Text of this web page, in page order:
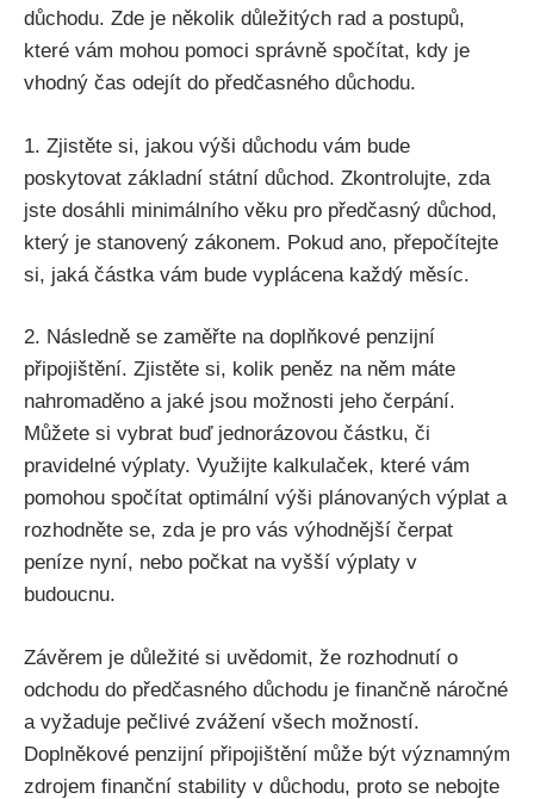
důchodu. Zde je několik důležitých rad a postupů,
které vám mohou pomoci správně spočítat, kdy je
vhodný čas odejít do předčasného důchodu.
1. Zjistěte si, jakou výši důchodu vám bude
poskytovat základní státní důchod. Zkontrolujte, zda
jste dosáhli minimálního věku pro předčasný důchod,
který je stanovený zákonem. Pokud ano, přepočítejte
si, jaká částka vám bude vyplácena každý měsíc.
2. Následně se zaměřte na doplňkové penzijní
připojištění. Zjistěte si, kolik peněz na něm máte
nahromaděno a jaké jsou možnosti jeho čerpání.
Můžete si vybrat buď jednorázovou částku, či
pravidelné výplaty. Využijte kalkulaček, které vám
pomohou spočítat optimální výši plánovaných výplat a
rozhodněte se, zda je pro vás výhodnější čerpat
peníze nyní, nebo počkat na vyšší výplaty v
budoucnu.
Závěrem je důležité si uvědomit, že rozhodnutí o
odchodu do předčasného důchodu je finančně náročné
a vyžaduje pečlivé zvážení všech možností.
Doplněkové penzijní připojištění může být významným
zdrojem finanční stability v důchodu, proto se nebojte